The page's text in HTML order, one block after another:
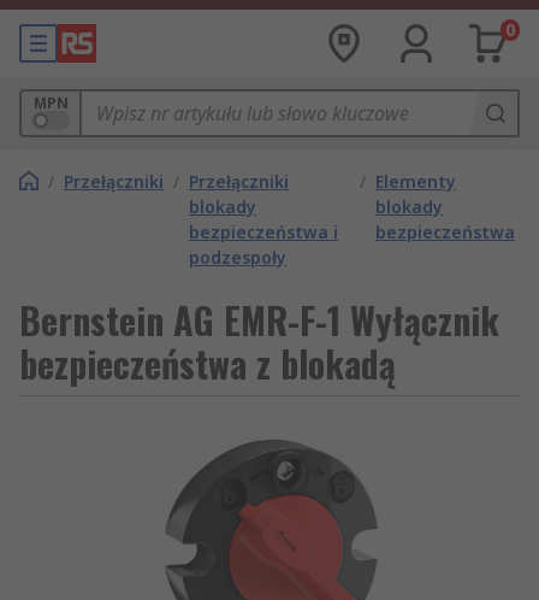
0
MPN
/ Przełączniki / Przełączniki
blokady
bezpieczeństwa i
podzespoły
/ Elementy
blokady
bezpieczeństwa
Bernstein AG EMR-F-1 Wyłącznik
bezpieczeństwa z blokadą